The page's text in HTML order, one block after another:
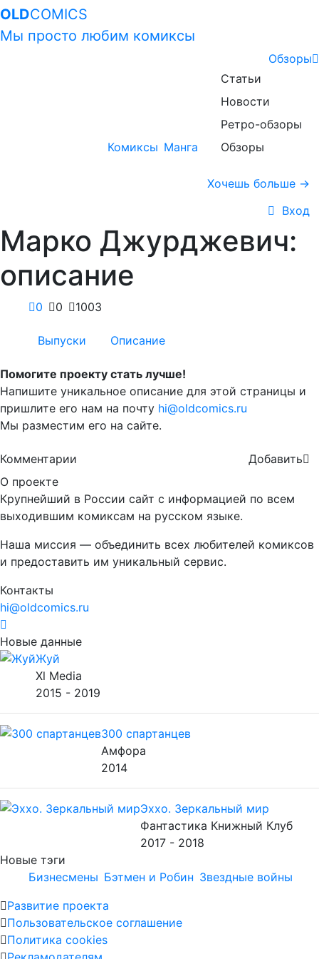
OLDCOMICS
Мы просто любим комиксы
Комиксы Манга
Обзоры
Статьи
Новости
Ретро-обзоры
Обзоры
Хочешь больше →
Вход
Марко Джурджевич:
описание
0 0 1003
Выпуски Описание
Помогите проекту стать лучше!
Напишите уникальное описание для этой страницы и
пришлите его нам на почту hi@oldcomics.ru
Мы разместим его на сайте.
Комментарии
Добавить
О проекте
Крупнейший в России сайт с информацией по всем
выходившим комиксам на русском языке.
Наша миссия — объединить всех любителей комиксов
и предоставить им уникальный сервис.
Контакты
hi@oldcomics.ru
Новые данные
Жуй
Xl Media
2015 - 2019
300 спартанцев
Амфора
2014
Эххо. Зеркальный мир
Фантастика Книжный Клуб
2017 - 2018
Новые тэги
Бизнесмены Бэтмен и Робин Звездные войны
Развитие проекта
Пользовательское соглашение
Политика cookies